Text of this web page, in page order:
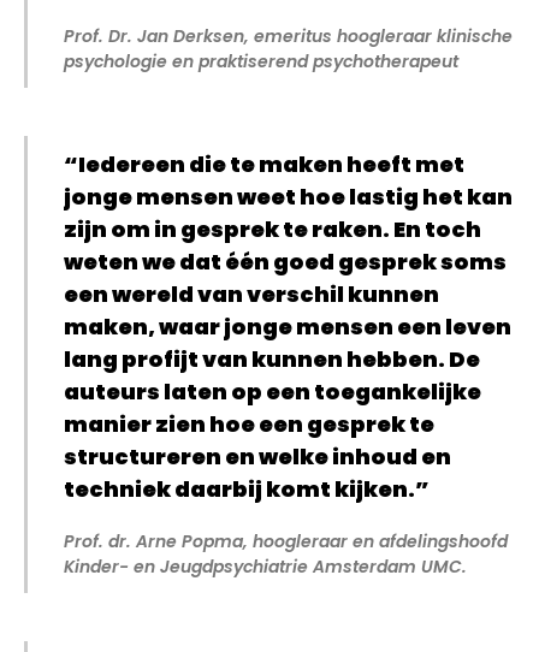
Prof. Dr. Jan Derksen, emeritus hoogleraar klinische
psychologie en praktiserend psychotherapeut
“Iedereen die te maken heeft met
jonge mensen weet hoe lastig het kan
zijn om in gesprek te raken. En toch
weten we dat één goed gesprek soms
een wereld van verschil kunnen
maken, waar jonge mensen een leven
lang profijt van kunnen hebben. De
auteurs laten op een toegankelijke
manier zien hoe een gesprek te
structureren en welke inhoud en
techniek daarbij komt kijken.”
Prof. dr. Arne Popma, hoogleraar en afdelingshoofd
Kinder- en Jeugdpsychiatrie Amsterdam UMC.